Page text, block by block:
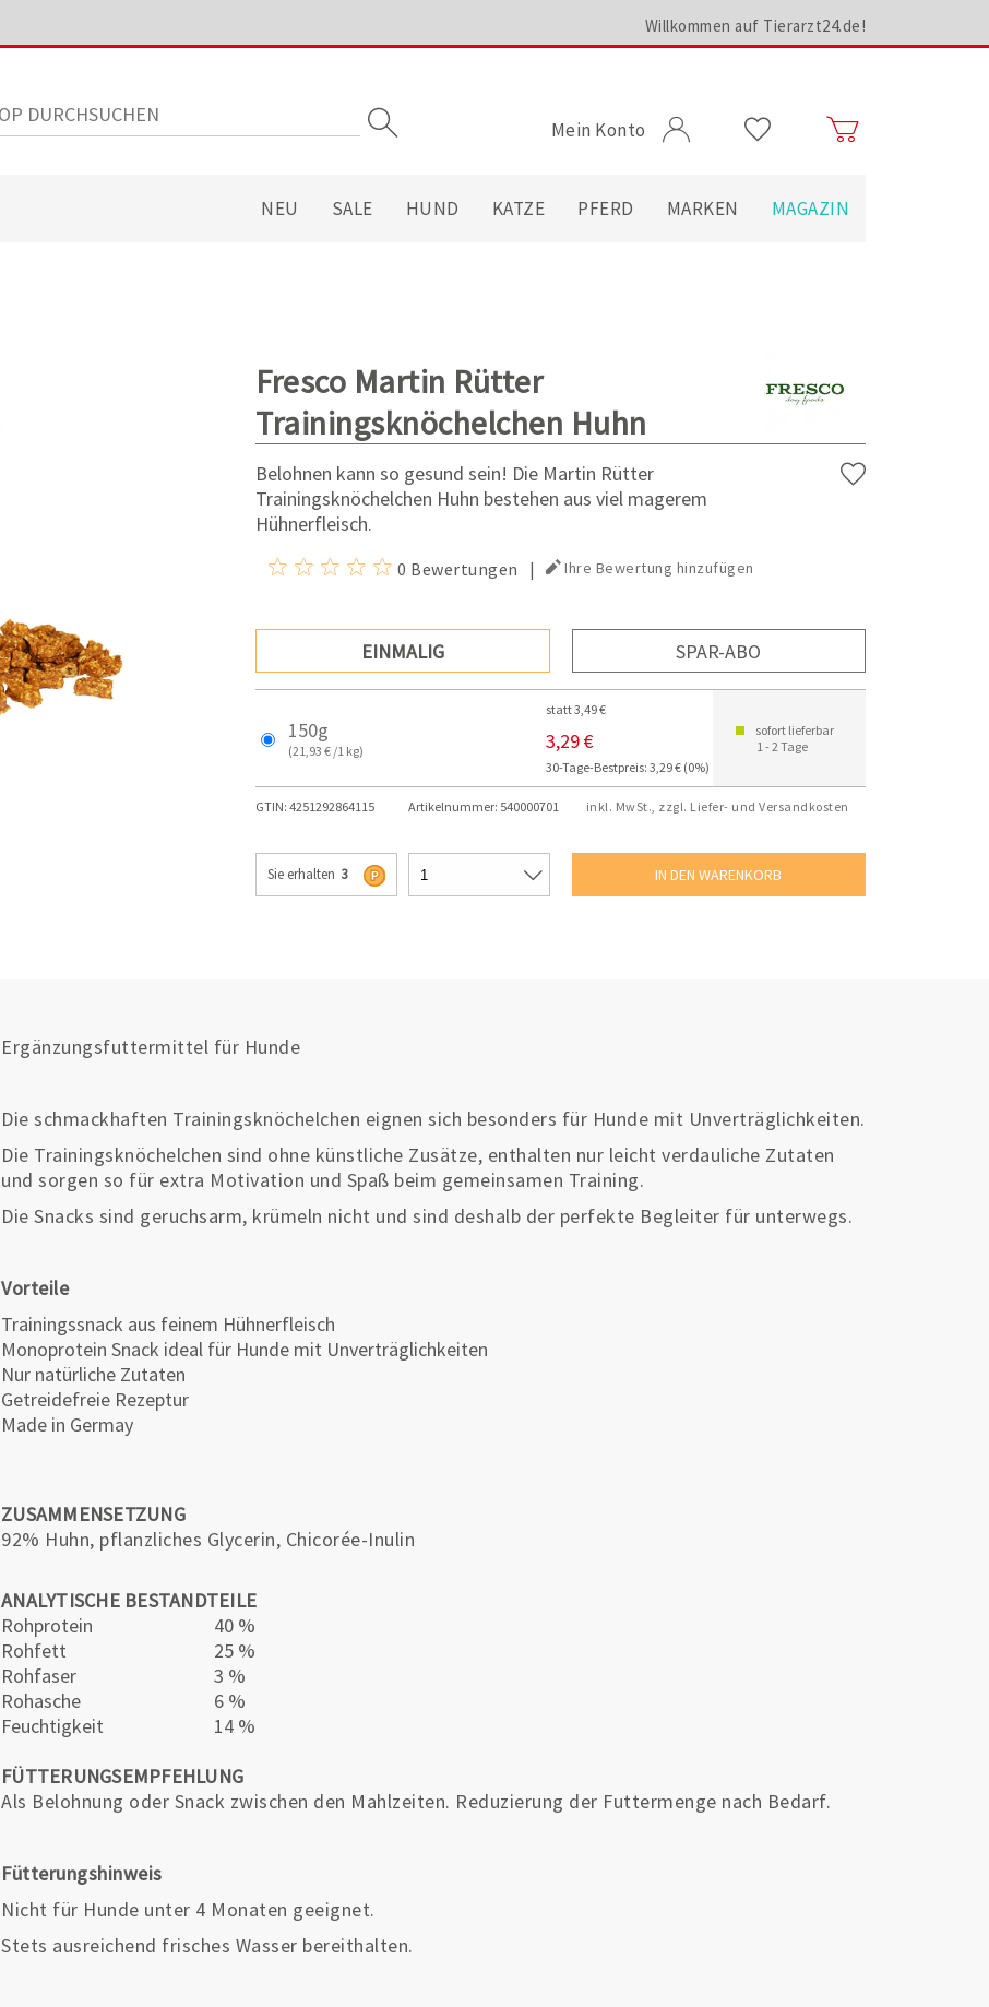
Willkommen auf Tierarzt24.de!
Mein Konto
NEU SALE HUND KATZE PFERD MARKEN MAGAZIN
Fresco Martin Rütter
Trainingsknöchelchen Huhn
Belohnen kann so gesund sein! Die Martin Rütter
Trainingsknöchelchen Huhn bestehen aus viel magerem
Hühnerfleisch.
0 Bewertungen | Ihre Bewertung hinzufügen
EINMALIG SPAR-ABO
150g
(21,93 € /1 kg)
statt 3,49 €
3,29 €
30-Tage-Bestpreis: 3,29 € (0%)
sofort lieferbar
1 - 2 Tage
GTIN: 4251292864115 Artikelnummer: 540000701 inkl. MwSt., zzgl. Liefer- und Versandkosten
Sie erhalten 3
Ergänzungsfuttermittel für Hunde
Die schmackhaften Trainingsknöchelchen eignen sich besonders für Hunde mit Unverträglichkeiten.
Die Trainingsknöchelchen sind ohne künstliche Zusätze, enthalten nur leicht verdauliche Zutaten
und sorgen so für extra Motivation und Spaß beim gemeinsamen Training.
Die Snacks sind geruchsarm, krümeln nicht und sind deshalb der perfekte Begleiter für unterwegs.
Vorteile
Trainingssnack aus feinem Hühnerfleisch
Monoprotein Snack ideal für Hunde mit Unverträglichkeiten
Nur natürliche Zutaten
Getreidefreie Rezeptur
Made in Germay
ZUSAMMENSETZUNG
92% Huhn, pflanzliches Glycerin, Chicorée-Inulin
ANALYTISCHE BESTANDTEILE
Rohprotein
40 %
Rohfett
25 %
Rohfaser
3 %
Rohasche
6 %
Feuchtigkeit
14 %
FÜTTERUNGSEMPFEHLUNG
Als Belohnung oder Snack zwischen den Mahlzeiten. Reduzierung der Futtermenge nach Bedarf.
Fütterungshinweis
Nicht für Hunde unter 4 Monaten geeignet.
Stets ausreichend frisches Wasser bereithalten.